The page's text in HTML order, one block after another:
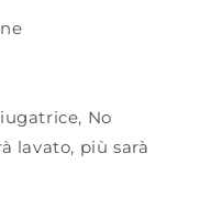
, No
lavato, più sarà